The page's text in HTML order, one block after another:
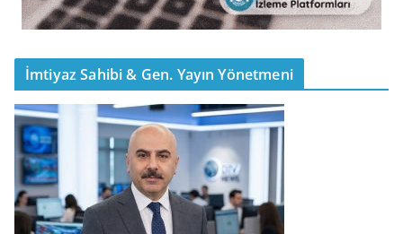
İmtiyaz Sahibi & Gen. Yayın Yönetmeni